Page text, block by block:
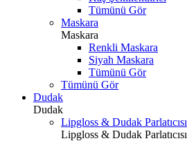
Tümünü Gör
Maskara
Maskara
Renkli Maskara
Siyah Maskara
Tümünü Gör
Tümünü Gör
Dudak
Dudak
Lipgloss & Dudak Parlatıcısı
Lipgloss & Dudak Parlatıcısı